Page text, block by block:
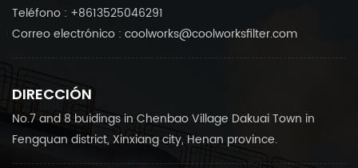
Teléfono : +8613525046291
Correo electrónico : coolworks@coolworksfilter.com
DIRECCIÓN
No.7 and 8 buidings in Chenbao Village Dakuai Town in
Fengquan district, Xinxiang city, Henan province.